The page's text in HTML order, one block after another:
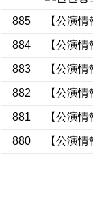
885 【公演
884 【公演
883 【公演
882 【公演
881 【公演
880 【公演